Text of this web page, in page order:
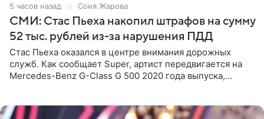
5 часов назад Соня Жарова
СМИ: Стас Пьеха накопил штрафов на сумму
52 тыс. рублей из-за нарушения ПДД
Стас Пьеха оказался в центре внимания дорожных
служб. Как сообщает Super, артист передвигается на
Mercedes-Benz G-Class G 500 2020 года выпуска,